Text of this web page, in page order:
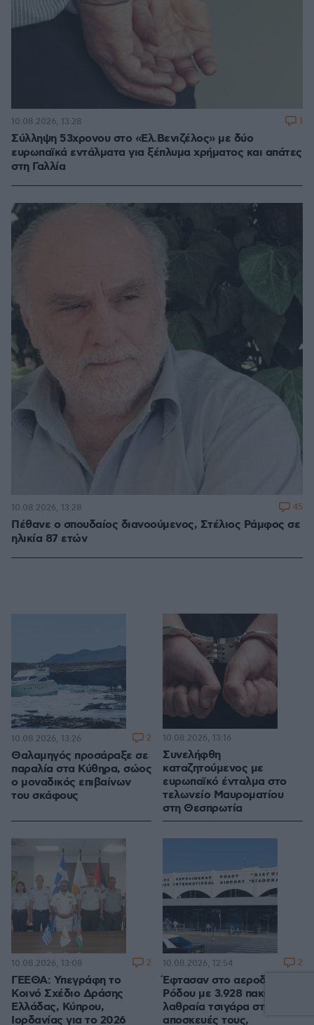
Σύλληψη 53χρονου στο «Ελ.Βενιζέλος» με δύο
ευρωπαϊκά εντάλματα για ξέπλυμα χρήματος και απάτες
στη Γαλλία
10.08.2026, 13:28 1
Πέθανε ο σπουδαίος διανοούμενος, Στέλιος Ράμφος σε
ηλικία 87 ετών
10.08.2026, 13:28 45
Θαλαμηγός προσάραξε σε
παραλία στα Κύθηρα, σώος
ο μοναδικός επιβαίνων
του σκάφους
10.08.2026, 13:26 2
Συνελήφθη
καταζητούμενος με
ευρωπαϊκό ένταλμα στο
τελωνείο Μαυροματίου
στη Θεσπρωτία
10.08.2026, 13:16
ΓΕΕΘΑ: Υπεγράφη το
Κοινό Σχέδιο Δράσης
Ελλάδας, Κύπρου,
Ιορδανίας για το 2026
10.08.2026, 13:08 2
Έφτασαν στο αεροδρόμιο
Ρόδου με 3.928 πακέτα
λαθραία τσιγάρα στις
αποσκευές τους,
10.08.2026, 12:54 2